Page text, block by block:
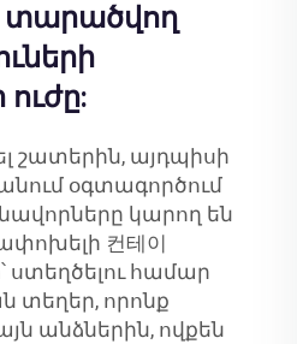
շատերին, այդպիսի
օգտագործում
կարող են
컨테이
ստեղծելու համար
տեղեր, որոնք
անձներին, ովքեն